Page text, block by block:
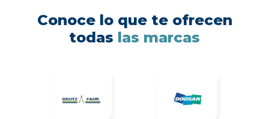
Conoce lo que te ofrecen
todas las marcas